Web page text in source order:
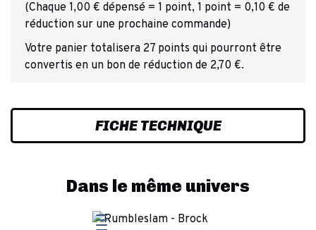
(Chaque 1,00 € dépensé = 1 point, 1 point = 0,10 € de
réduction sur une prochaine commande)
Votre panier totalisera 27 points qui pourront être
convertis en un bon de réduction de 2,70 €.
FICHE TECHNIQUE
Dans le même univers